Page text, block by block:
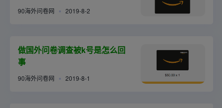
90海外问卷网 2019-8-2
做国外问卷调查被k号是怎么回
事
90海外问卷网 2019-8-1